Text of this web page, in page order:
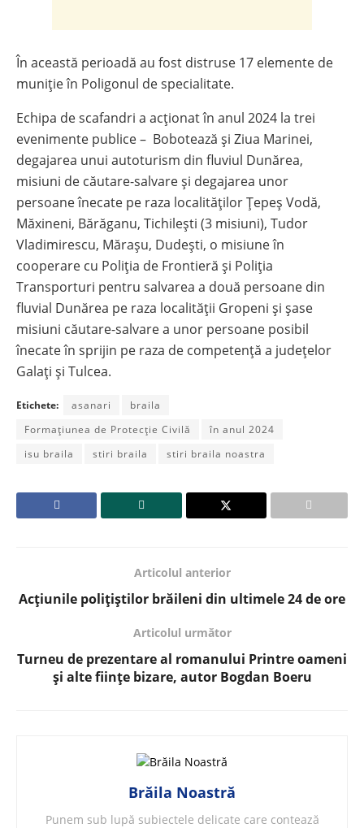
În această perioadă au fost distruse 17 elemente de
muniţie în Poligonul de specialitate.
Echipa de scafandri a acționat în anul 2024 la trei
evenimente publice – Bobotează și Ziua Marinei,
degajarea unui autoturism din fluviul Dunărea,
misiuni de căutare-salvare și degajarea unor
persoane înecate pe raza localităților Țepeș Vodă,
Măxineni, Bărăganu, Tichilești (3 misiuni), Tudor
Vladimirescu, Mărașu, Dudești, o misiune în
cooperare cu Poliția de Frontieră și Poliția
Transporturi pentru salvarea a două persoane din
fluvial Dunărea pe raza localității Gropeni și șase
misiuni căutare-salvare a unor persoane posibil
înecate în sprijin pe raza de competență a județelor
Galați și Tulcea.
Etichete: asanari
braila
Formaţiunea de Protecţie Civilă
în anul 2024
isu braila
stiri braila stiri braila noastra
Articolul anterior
Acțiunile polițiștilor brăileni din ultimele 24 de ore
Articolul următor
Turneu de prezentare al romanului Printre oameni
și alte fiinţe bizare, autor Bogdan Boeru
Brăila Noastră
Punem sub lupă subiectele delicate care contează